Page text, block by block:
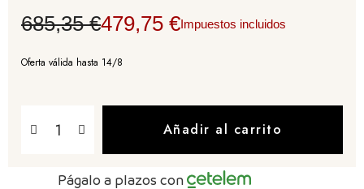
685,35 €479,75 €Impuestos incluidos
Oferta válida hasta 14/8
Añadir al carrito
Págalo a plazos con